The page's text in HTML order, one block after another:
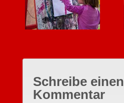
Schreibe einen
Kommentar